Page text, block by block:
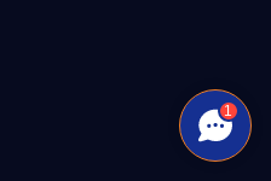
1